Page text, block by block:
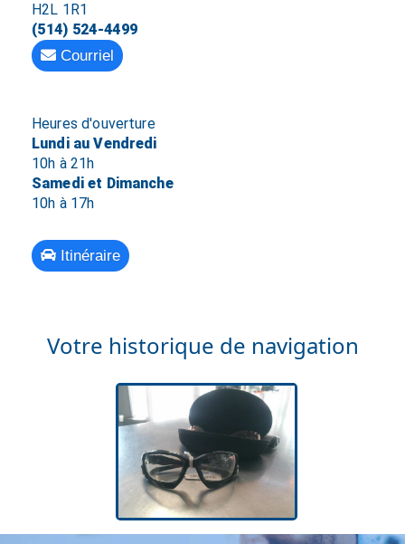
H2L 1R1
(514) 524-4499
Courriel
Heures d'ouverture
Lundi au Vendredi
10h à 21h
Samedi et Dimanche
10h à 17h
Itinéraire
Votre historique de navigation